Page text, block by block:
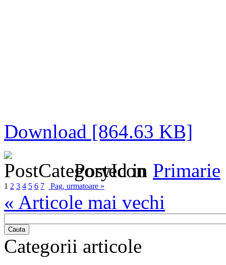
Download [864.63 KB]
Posted in Primarie
1 2 3 4 5 6 7 Pag. urmatoare »
« Articole mai vechi
Cauta
Categorii articole